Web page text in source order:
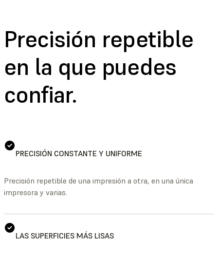
Precisión repetible
en la que puedes
confiar.
PRECISIÓN CONSTANTE Y UNIFORME
Precisión repetible de una impresión a otra, en una única
impresora y varias.
LAS SUPERFICIES MÁS LISAS